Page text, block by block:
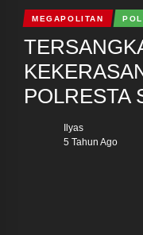
MEGAPOLITAN
POLRESTA
Ilyas
5 Tahun Ago